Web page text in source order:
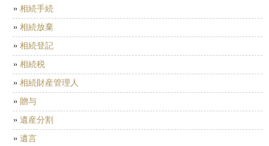
相続手続
相続放棄
相続登記
相続税
相続財産管理人
贈与
遺産分割
遺言